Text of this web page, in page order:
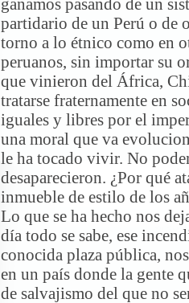
ganamos pasando de un
partidario de un Perú o de
torno a lo étnico como en
peruanos, sin importar su
que vinieron del África,
tratarse fraternamente en
iguales y libres por el
una moral que va
le ha tocado vivir. No
desaparecieron. ¿Por qué
inmueble de estilo de los
Lo que se ha hecho nos
día todo se sabe, ese
conocida plaza pública,
en un país donde la gente
de salvajismo del que no